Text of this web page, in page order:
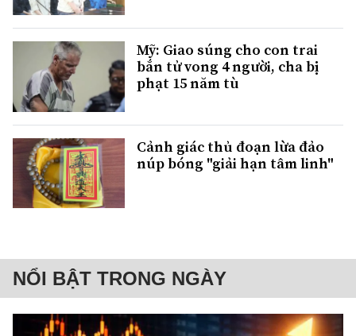
Mỹ: Giao súng cho con trai
bắn tử vong 4 người, cha bị
phạt 15 năm tù
Cảnh giác thủ đoạn lừa đảo
núp bóng "giải hạn tâm linh"
NỔI BẬT TRONG NGÀY